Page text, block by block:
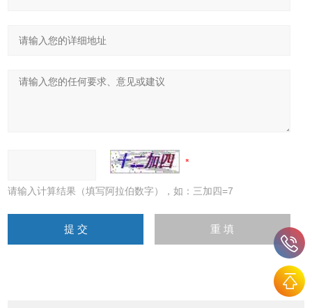
请输入计算结果（填写阿拉伯数字），如：三加四=7